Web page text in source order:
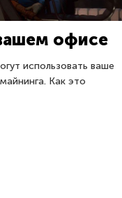
офисе
использовать ваше
Как это